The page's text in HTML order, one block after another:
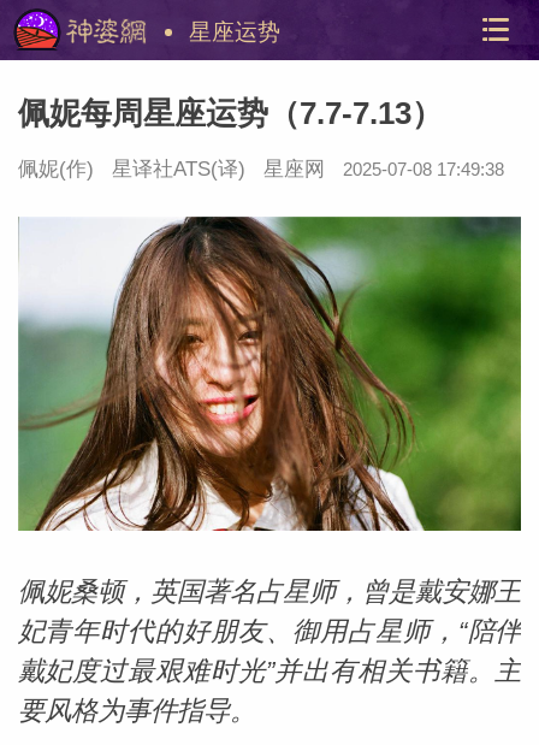
美国神
星座运势
站内导
佩妮每周星座运势（7.7-7.13）
佩妮(作) 星译社ATS(译) 星座网 2025-07-08 17:49:38
佩妮桑顿，英国著名占星师，曾是戴安娜王
妃青年时代的好朋友、御用占星师，“陪伴
戴妃度过最艰难时光”并出有相关书籍。主
要风格为事件指导。